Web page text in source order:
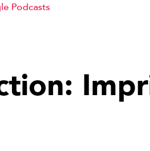
Podcasts